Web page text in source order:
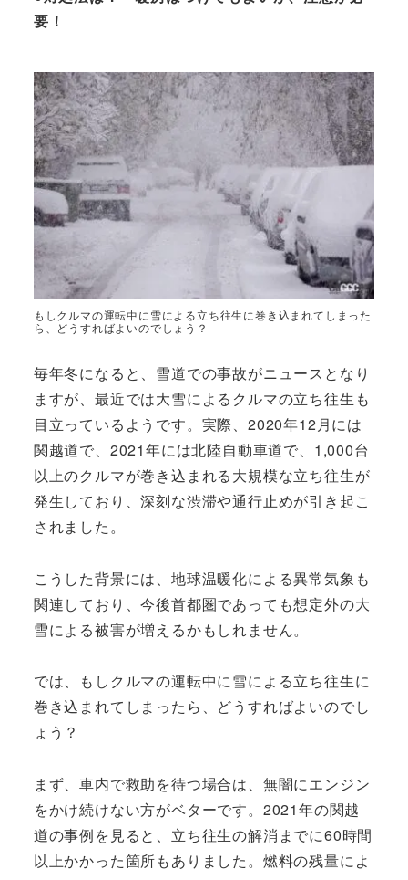
要！
もしクルマの運転中に雪による立ち往生に巻き込まれてしまった
ら、どうすればよいのでしょう？
毎年冬になると、雪道での事故がニュースとなり
ますが、最近では大雪によるクルマの立ち往生も
目立っているようです。実際、2020年12月には
関越道で、2021年には北陸自動車道で、1,000台
以上のクルマが巻き込まれる大規模な立ち往生が
発生しており、深刻な渋滞や通行止めが引き起こ
されました。
こうした背景には、地球温暖化による異常気象も
関連しており、今後首都圏であっても想定外の大
雪による被害が増えるかもしれません。
では、もしクルマの運転中に雪による立ち往生に
巻き込まれてしまったら、どうすればよいのでし
ょう？
まず、車内で救助を待つ場合は、無闇にエンジン
をかけ続けない方がベターです。2021年の関越
道の事例を見ると、立ち往生の解消までに60時間
以上かかった箇所もありました。燃料の残量によ